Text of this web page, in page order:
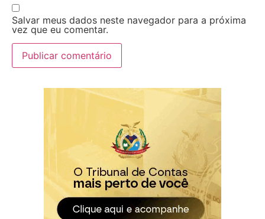
Salvar meus dados neste navegador para a próxima
vez que eu comentar.